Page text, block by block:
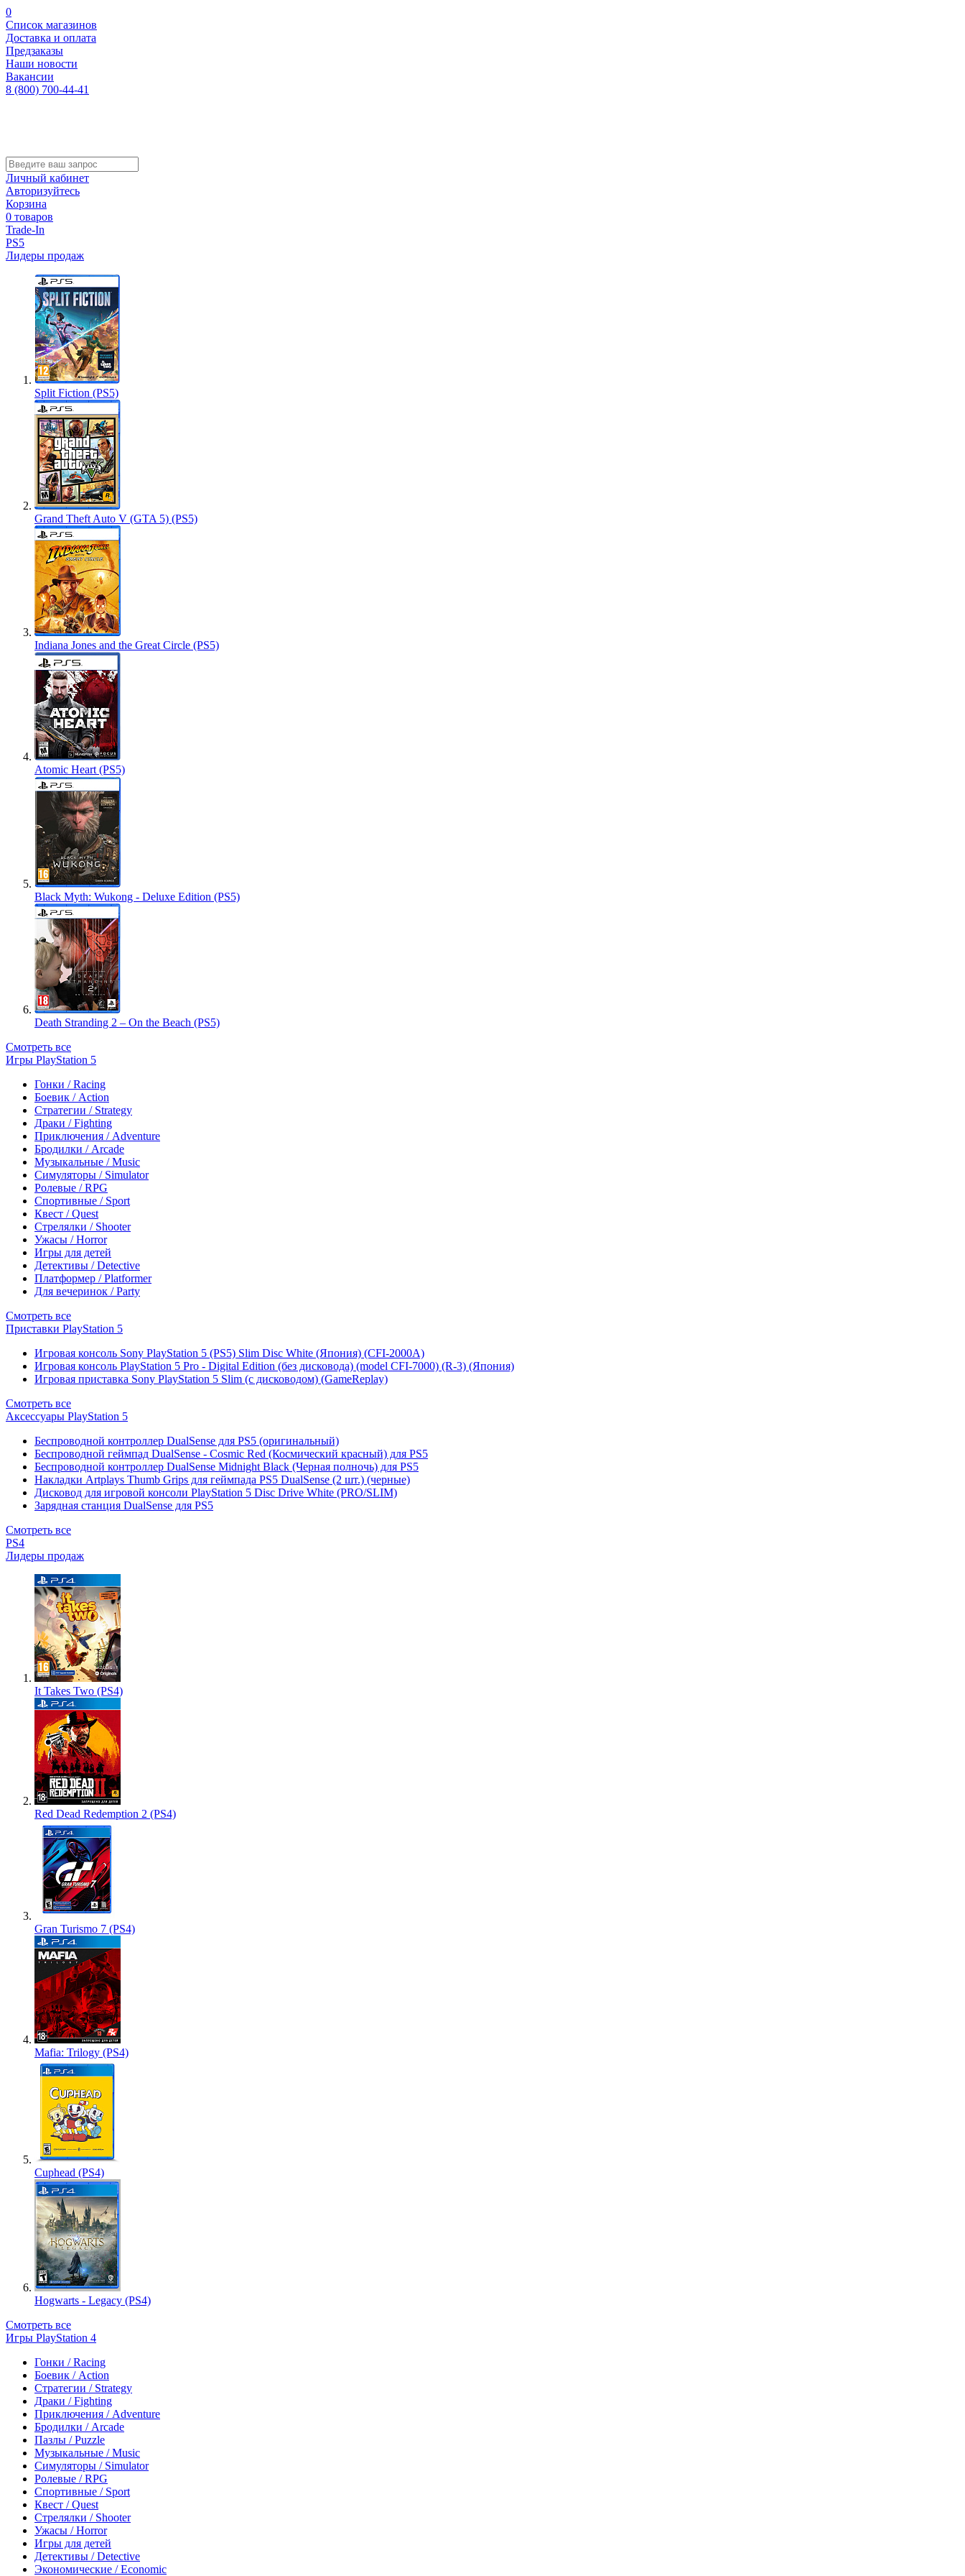
0
Список магазинов
Доставка и оплата
Предзаказы
Наши новости
Вакансии
8 (800) 700-44-41
Личный кабинет
Авторизуйтесь
Корзина
0 товаров
Trade-In
PS5
Лидеры продаж
Split Fiction (PS5)
Grand Theft Auto V (GTA 5) (PS5)
Indiana Jones and the Great Circle (PS5)
Atomic Heart (PS5)
Black Myth: Wukong - Deluxe Edition (PS5)
Death Stranding 2 – On the Beach (PS5)
Смотреть все
Игры PlayStation 5
Гонки / Racing
Боевик / Action
Стратегии / Strategy
Драки / Fighting
Приключения / Adventure
Бродилки / Arcade
Музыкальные / Music
Симуляторы / Simulator
Ролевые / RPG
Спортивные / Sport
Квест / Quest
Стрелялки / Shooter
Ужасы / Horror
Игры для детей
Детективы / Detective
Платформер / Platformer
Для вечеринок / Party
Смотреть все
Приставки PlayStation 5
Игровая консоль Sony PlayStation 5 (PS5) Slim Disc White (Япония) (CFI-2000A)
Игровая консоль PlayStation 5 Pro - Digital Edition (без дисковода) (model CFI-7000) (R-3) (Япония)
Игровая приставка Sony PlayStation 5 Slim (с дисководом) (GameReplay)
Смотреть все
Аксессуары PlayStation 5
Беспроводной контроллер DualSense для PS5 (оригинальный)
Беспроводной геймпад DualSense - Cosmic Red (Космический красный) для PS5
Беспроводной контроллер DualSense Midnight Black (Черная полночь) для PS5
Накладки Artplays Thumb Grips для геймпада PS5 DualSense (2 шт.) (черные)
Дисковод для игровой консоли PlayStation 5 Disc Drive White (PRO/SLIM)
Зарядная станция DualSense для PS5
Смотреть все
PS4
Лидеры продаж
It Takes Two (PS4)
Red Dead Redemption 2 (PS4)
Gran Turismo 7 (PS4)
Mafia: Trilogy (PS4)
Cuphead (PS4)
Hogwarts - Legacy (PS4)
Смотреть все
Игры PlayStation 4
Гонки / Racing
Боевик / Action
Стратегии / Strategy
Драки / Fighting
Приключения / Adventure
Бродилки / Arcade
Пазлы / Puzzle
Музыкальные / Music
Симуляторы / Simulator
Ролевые / RPG
Спортивные / Sport
Квест / Quest
Стрелялки / Shooter
Ужасы / Horror
Игры для детей
Детективы / Detective
Экономические / Economic